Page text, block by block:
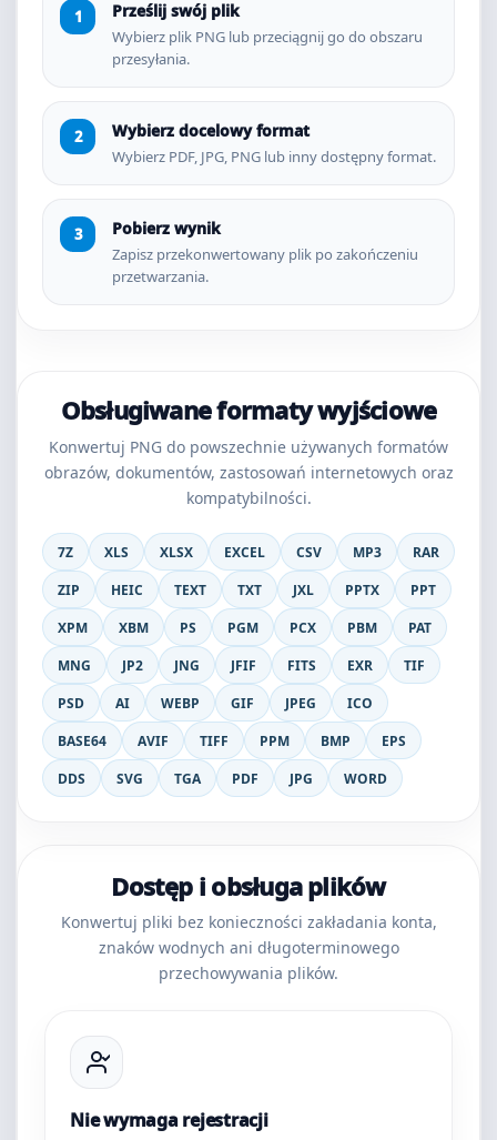
Prześlij swój plik
Wybierz plik PNG lub przeciągnij go do obszaru
przesyłania.
Wybierz docelowy format
Wybierz PDF, JPG, PNG lub inny dostępny format.
Pobierz wynik
Zapisz przekonwertowany plik po zakończeniu
przetwarzania.
Obsługiwane formaty wyjściowe
Konwertuj PNG do powszechnie używanych formatów
obrazów, dokumentów, zastosowań internetowych oraz
kompatybilności.
7Z XLS XLSX EXCEL CSV MP3
RAR
ZIP
HEIC TEXT TXT JXL PPTX
PPT
XPM
XBM PS PGM PCX PBM
PAT
MNG
JP2 JNG JFIF FITS EXR
TIF
PSD
AI WEBP GIF JPEG
ICO
BASE64
AVIF TIFF PPM BMP
EPS
DDS
SVG TGA PDF JPG WORD
Dostęp i obsługa plików
Konwertuj pliki bez konieczności zakładania konta,
znaków wodnych ani długoterminowego
przechowywania plików.
Nie wymaga rejestracji